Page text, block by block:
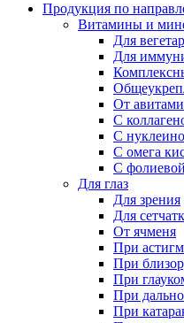
Продукция по
Витамины и
Для
Для
От
С
С
С омега
С
Для глаз
Для зрения
Для
От ячменя
При
При
При
При
При